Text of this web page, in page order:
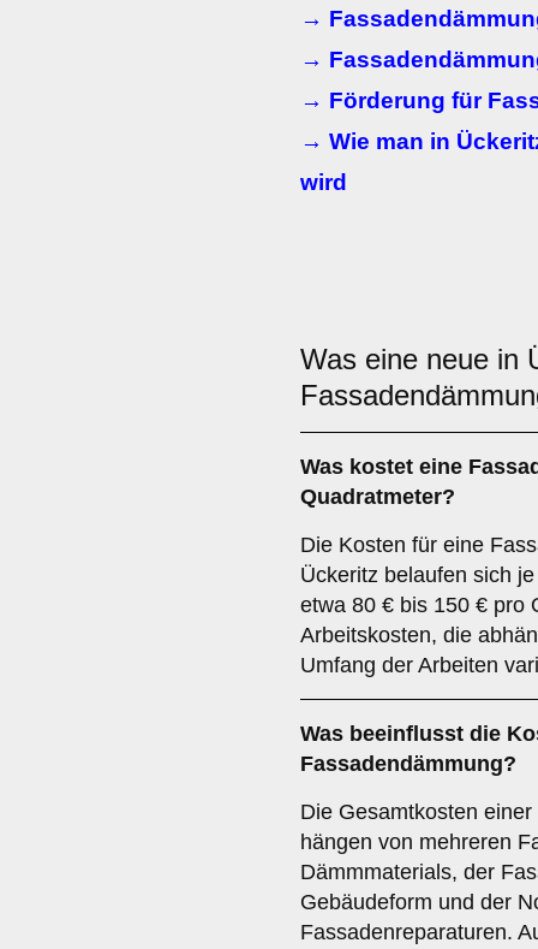
→
→
→ Förderung für
→ Wie man in
wird
Was eine neue in
Was kostet eine
Quadratmeter?
Die Kosten für eine
Ückeritz belaufen sich
etwa 80 € bis 150 € pro
Arbeitskosten, die
Umfang der Arbeiten
Was beeinflusst die
Fassadendämmung?
Die Gesamtkosten
hängen von mehreren
Dämmmaterials, der
Gebäudeform und der
Fassadenreparaturen.